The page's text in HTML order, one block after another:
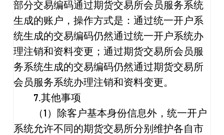
部分交易编码通过期货交易所会员服务系统
生成的账户，操作方式是：通过统一开户系
统生成的交易编码仍然通过统一开户系统办
理注销和资料变更；通过期货交易所会员服
务系统生成的交易编码仍然通过期货交易所
会员服务系统办理注销和资料变更。
7.其他事项
（1 ）除客户基本身份信息外，统一开户
系统允许不同的期货交易所分别维护各自市